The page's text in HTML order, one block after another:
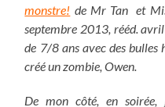
monstre! de Mr Tan et
septembre 2013, rééd.
de 7/8 ans avec des bulles
créé un zombie, Owen.
De mon côté, en soirée,